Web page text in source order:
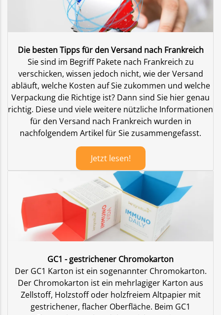
Die besten Tipps für den Versand nach Frankreich
Sie sind im Begriff Pakete nach Frankreich zu
verschicken, wissen jedoch nicht, wie der Versand
abläuft, welche Kosten auf Sie zukommen und welche
Verpackung die Richtige ist? Dann sind Sie hier genau
richtig. Diese und viele weitere nützliche Informationen
für den Versand nach Frankreich wurden in
nachfolgendem Artikel für Sie zusammengefasst.
Jetzt lesen!
GC1 - gestrichener Chromokarton
Der GC1 Karton ist ein sogenannter Chromokarton.
Der Chromokarton ist ein mehrlagiger Karton aus
Zellstoff, Holzstoff oder holzfreiem Altpapier mit
gestrichener, flacher Oberfläche. Beim GC1